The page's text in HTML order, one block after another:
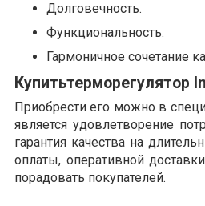
Долговечность.
Функциональность.
Гармоничное сочетание
Купитьтерморегулятор
Приобрести его можно в
является удовлетворение
гарантия качества на
оплаты, оперативной
порадовать покупателей.